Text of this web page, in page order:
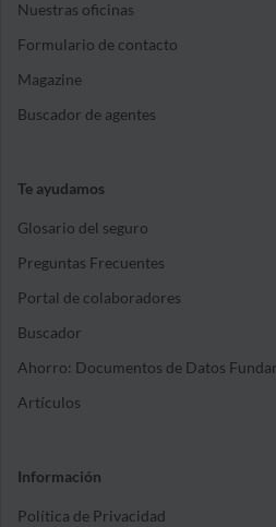
Nuestras oficinas
Formulario de contacto
Magazine
Buscador de agentes
Te ayudamos
Glosario del seguro
Preguntas Frecuentes
Portal de colaboradores
Buscador
Ahorro: Documentos de Datos
Artículos
Información
Política de Privacidad